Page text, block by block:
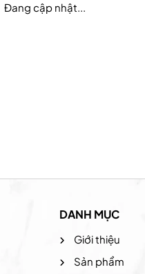
Đang cập nhật...
DANH MỤC
Giới thiệu
Sản phẩm